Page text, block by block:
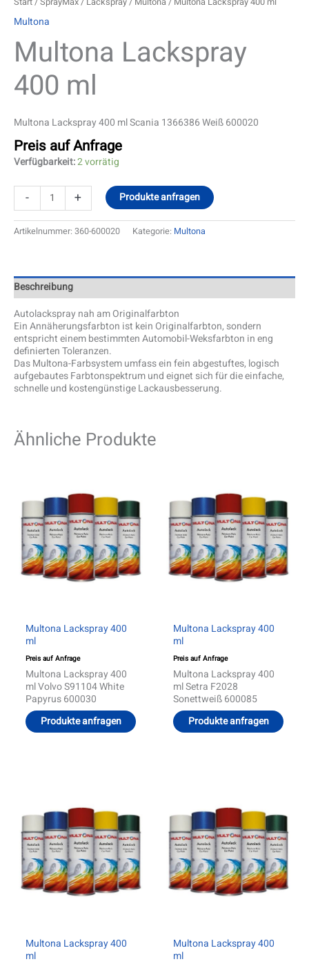
Multona
Multona Lackspray
400 ml
Multona Lackspray 400 ml Scania 1366386 Weiß 600020
Preis auf Anfrage
Verfügbarkeit:2 vorrätig
- + Produkte anfragen
Artikelnummer: 360-600020 Kategorie: Multona
Beschreibung
Autolackspray nah am Originalfarbton
Ein Annäherungsfarbton ist kein Originalfarbton, sondern
entspricht einem bestimmten Automobil-Weksfarbton in eng
definierten Toleranzen.
Das Multona-Farbsystem umfass ein fein abgestuftes, logisch
aufgebautes Farbtonspektrum und eignet sich für die einfache,
schnelle und kostengünstige Lackausbesserung.
Ähnliche Produkte
Multona Lackspray 400
ml
Preis auf Anfrage
Multona Lackspray 400
ml Volvo S91104 White
Papyrus 600030
Produkte anfragen
Multona Lackspray 400
ml
Preis auf Anfrage
Multona Lackspray 400
ml Setra F2028
Sonettweiß 600085
Produkte anfragen
Multona Lackspray 400
ml
Multona Lackspray 400
ml